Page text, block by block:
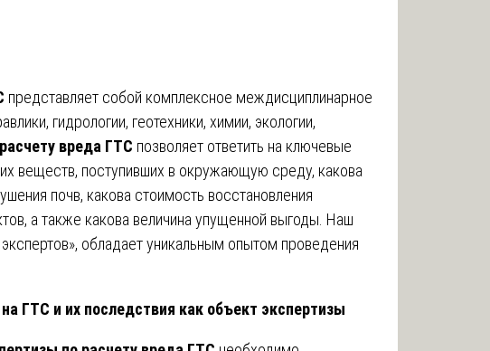
представляет собой комплексное междисциплинарное
гидрологии, геотехники, химии, экологии,
вреда ГТС позволяет ответить на ключевые
веществ, поступивших в окружающую среду, какова
почв, какова стоимость восстановления
а также какова величина упущенной выгоды. Наш
обладает уникальным опытом проведения
ГТС и их последствия как объект экспертизы